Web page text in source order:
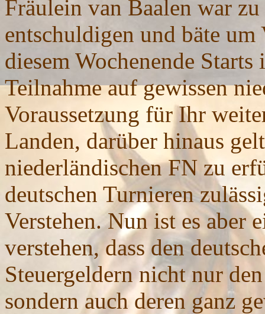
Fräulein van Baalen war
entschuldigen und bäte um
diesem Wochenende
Teilnahme auf gewissen
Voraussetzung für Ihr
Landen, darüber hinaus
niederländischen FN zu
deutschen Turnieren
Verstehen. Nun ist es aber
verstehen, dass den
Steuergeldern nicht nur
sondern auch deren ganz